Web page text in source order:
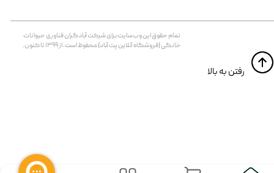
تمام حقوق اين وب‌سايت برای شرکت آبادگران فناوری حیوانات
خانگی (فروشگاه آنلاین پت آباد) محفوظ است. از ۱۳۹۹ تا کنون.
​​رفتن به بالا